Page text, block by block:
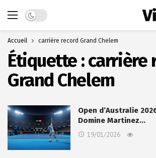
Dark mode
Accueil carrière record Grand Chelem
Étiquette :carrière
Grand Chelem
Open d’Australie
Domine Martinez…
19/01/2026